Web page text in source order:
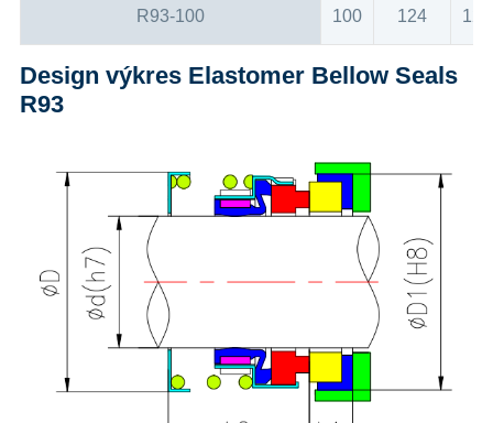
R93-100 100 124 125
Design výkres Elastomer Bellow Seals
R93